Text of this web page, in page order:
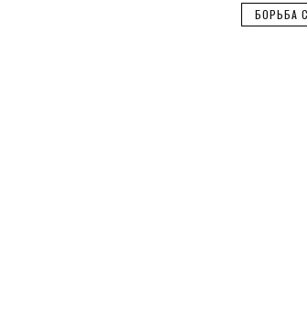
БОРЬБА